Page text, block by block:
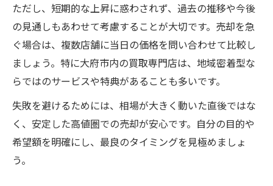
ただし、短期的な上昇に惑わされず、過去の推移や今後
の見通しもあわせて考慮することが大切です。売却を急
ぐ場合は、複数店舗に当日の価格を問い合わせて比較し
ましょう。特に大府市内の買取専門店は、地域密着型な
らではのサービスや特典があることも多いです。
失敗を避けるためには、相場が大きく動いた直後ではな
く、安定した高値圏での売却が安心です。自分の目的や
希望額を明確にし、最良のタイミングを見極めましょ
う。